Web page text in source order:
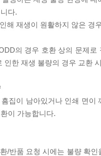
다.
해 재생이 원활하지 않은 경
의 경우 호환 상의 문제
인한 재생 불량의 경우 교환
집이 남아있거나 인쇄 면
이 가능합니다.
/반품 요청 시에는 불량 확